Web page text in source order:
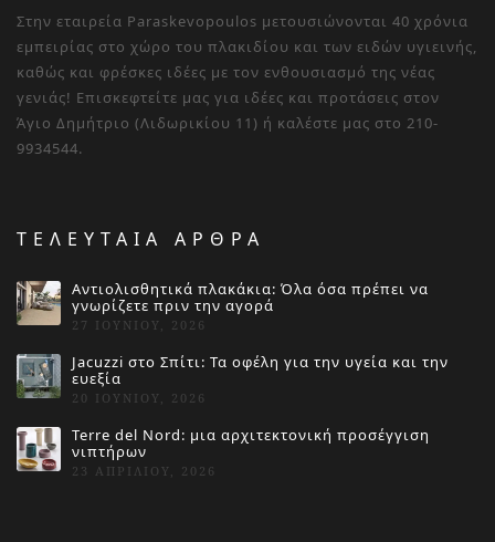
Στην εταιρεία Paraskevopoulos μετουσιώνονται 40 χρόνια
εμπειρίας στο χώρο του πλακιδίου και των ειδών υγιεινής,
καθώς και φρέσκες ιδέες με τον ενθουσιασμό της νέας
γενιάς! Επισκεφτείτε μας για ιδέες και προτάσεις στον
Άγιο Δημήτριο (Λιδωρικίου 11) ή καλέστε μας στο 210-
9934544.
ΤΕΛΕΥΤΑΙΑ ΑΡΘΡΑ
Αντιολισθητικά πλακάκια: Όλα όσα πρέπει να
γνωρίζετε πριν την αγορά
27 ΙΟΥΝΊΟΥ, 2026
Jacuzzi στο Σπίτι: Τα οφέλη για την υγεία και την
ευεξία
20 ΙΟΥΝΊΟΥ, 2026
Terre del Nord: μια αρχιτεκτονική προσέγγιση
νιπτήρων
23 ΑΠΡΙΛΊΟΥ, 2026